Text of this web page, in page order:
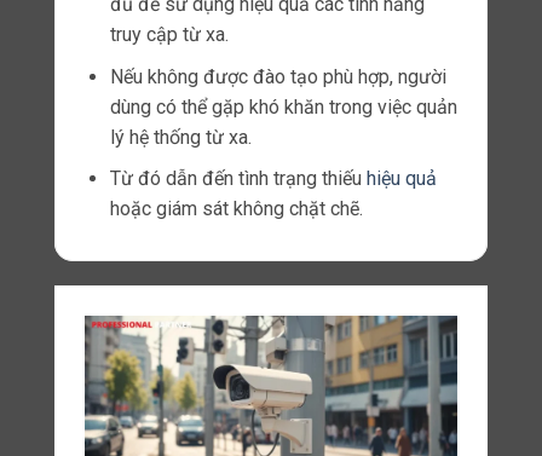
camera mới vào mạng hiện có của mình.
Khả năng thích ứng này rất quan trọng đối
với các doanh nghiệp muốn đi đầu trong bối
cảnh bảo mật luôn thay đổi.
Khả nănggiám sát được cải thiện
ninh có thể truy cập nguồn cấp dữ liệu từ
diện tập trung.
Điều này giúp cải thiện nhận thức về tình
huống và cho phép giám sát hiệu quả ở
nhiều địa điểm khác nhau.